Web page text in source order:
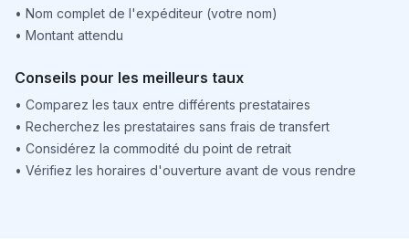
• Nom complet de l'expéditeur (votre nom)
• Montant attendu
Conseils pour les meilleurs taux
• Comparez les taux entre différents prestataires
• Recherchez les prestataires sans frais de transfert
• Considérez la commodité du point de retrait
• Vérifiez les horaires d'ouverture avant de vous rendre